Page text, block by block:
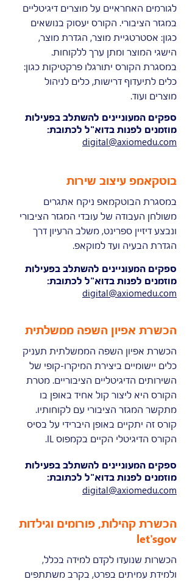
לגורמים האחראיים על מוצרים דיגיטליים
במגזר הציבורי. הקורס יעסוק בנושאים
כגון: אסטרטגיית מוצר, הגדרת מוצר,
הישגי המוצר ומתן ערך ללקוחות.
במסגרת הקורס יתורגלו פרקטיקות כגון:
כלים לתיעדוף דרישות, כלים לניהול
מוצרים ועוד.
digital@axiomedu.com
ספקים המעוניינים להשתלב בפעילות
מוזמנים לפנות בדוא"ל לכתובת:
בוטקאמפ עיצוב שירות
במסגרת הבוטקמאפ ניקח אתגרים
משולחן העבודה של עובדי המגזר הציבורי
ונבצע דיזיין ספרינט, משלב הרעיון דרך
הגדרת הבעיה ועד למוקאפ.
digital@axiomedu.com
ספקים המעוניינים להשתלב בפעילות
מוזמנים לפנות בדוא"ל לכתובת:
הכשרת אפיון השפה ממשלתית
הכשרת אפיון השפה הממשלתית תעניק
כלים יישומיים ביצירת המיקרו-קופי של
השירותים הדיגיטליים הציבוריים. מטרת
הקורס היא ליצור קול אחיד באופן בו
מתקשר המגזר הציבורי עם לקוחותיו.
קורס זה יתקיים באופן היברידי על בסיס
הקורס הדיגיטלי הקיים בקמפוס IL.
digital@axiomedu.com
ספקים המעוניינים להשתלב בפעילות
מוזמנים לפנות בדוא"ל לכתובת:
הכשרת קהילות, פורומים וגילדות
let'sgov
הכשרות שנועדו לקדם למידה בכלל,
ולמידת עמיתים בפרט, בקרב משתתפים